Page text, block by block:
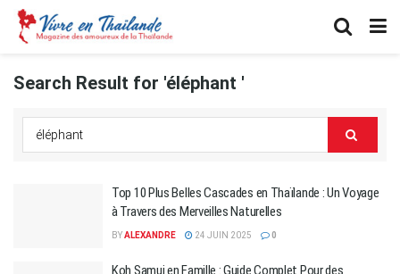
Search Result for 'éléphant '
Top 10 Plus Belles Cascades en Thaïlande : Un Voyage
à Travers des Merveilles Naturelles
BYALEXANDRE 24 JUIN 2025 0
Koh Samui en Famille : Guide Complet Pour des